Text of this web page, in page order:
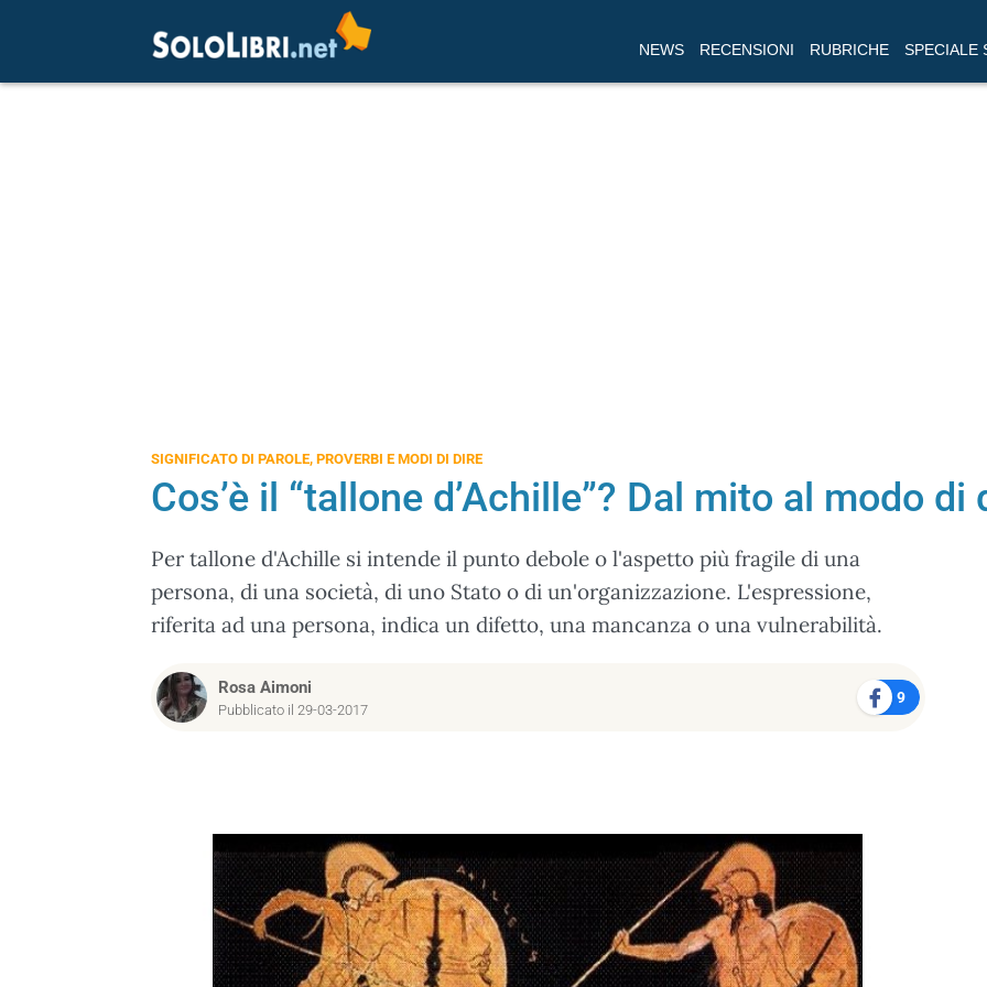
NEWS RECENSIONI RUBRICHE SPECIALE
SIGNIFICATO DI PAROLE, PROVERBI E MODI DI DIRE
Cos’è il “tallone d’Achille”? Dal mito al modo di
Per tallone d'Achille si intende il punto debole o l'aspetto più fragile di una
persona, di una società, di uno Stato o di un'organizzazione. L'espressione,
riferita ad una persona, indica un difetto, una mancanza o una vulnerabilità.
Rosa Aimoni
Pubblicato il 29-03-2017
9